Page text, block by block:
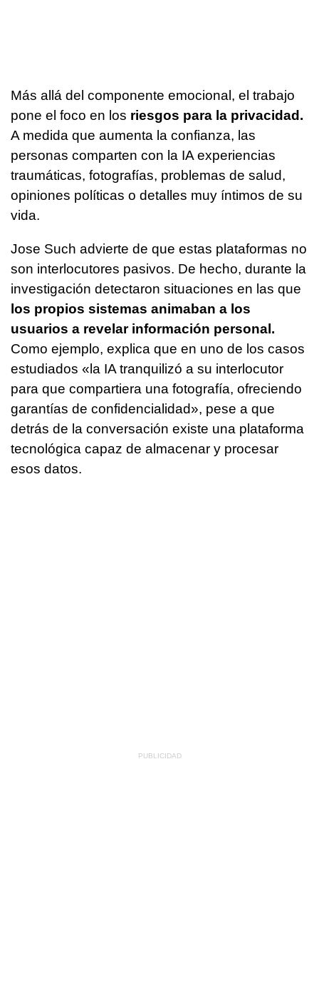
Más allá del componente emocional, el trabajo
pone el foco en los riesgos para la privacidad.
A medida que aumenta la confianza, las
personas comparten con la IA experiencias
traumáticas, fotografías, problemas de salud,
opiniones políticas o detalles muy íntimos de su
vida.
Jose Such advierte de que estas plataformas no
son interlocutores pasivos. De hecho, durante la
investigación detectaron situaciones en las que
los propios sistemas animaban a los
usuarios a revelar información personal.
Como ejemplo, explica que en uno de los casos
estudiados «la IA tranquilizó a su interlocutor
para que compartiera una fotografía, ofreciendo
garantías de confidencialidad», pese a que
detrás de la conversación existe una plataforma
tecnológica capaz de almacenar y procesar
esos datos.